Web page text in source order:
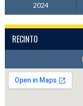
2024
RECINTO